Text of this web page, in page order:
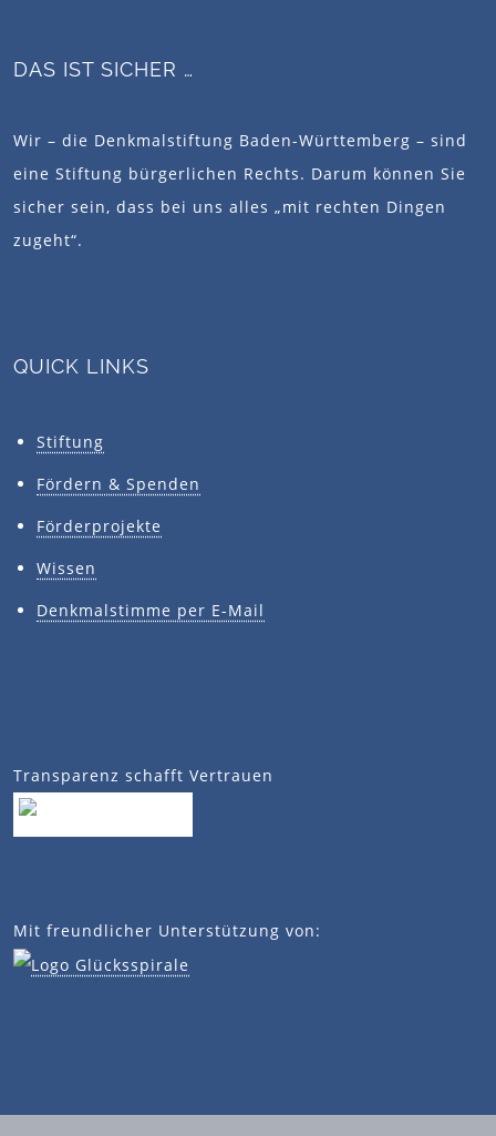
DAS IST SICHER …
Wir – die Denkmalstiftung Baden-Württemberg – sind
eine Stiftung bürgerlichen Rechts. Darum können Sie
sicher sein, dass bei uns alles „mit rechten Dingen
zugeht“.
QUICK LINKS
Stiftung
Fördern & Spenden
Förderprojekte
Wissen
Denkmalstimme per E-Mail
Transparenz schafft Vertrauen
Mit freundlicher Unterstützung von: